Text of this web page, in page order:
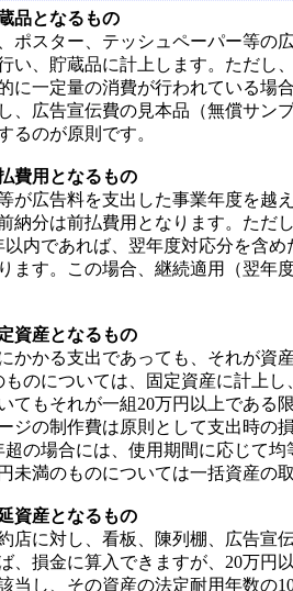
品となるもの
ポスター、テッシュペーパー等の
い、貯蔵品に計上します。ただし
に一定量の消費が行われている場
、広告宣伝費の見本品（無償サン
るのが原則です。
費用となるもの
が広告料を支出した事業年度を越
納分は前払費用となります。ただ
以内であれば、翌年度対応分を含
ます。この場合、継続適用（翌年
資産となるもの
かかる支出であっても、それが資
ものについては、固定資産に計上
てもそれが一組20万円以上である
ジの制作費は原則として支出時の
超の場合には、使用期間に応じて
円未満のものについては一括資産の
資産となるもの
店に対し、看板、陳列棚、広告宣
、損金に算入できますが、20万円
当し、その資産の法定耐用年数の